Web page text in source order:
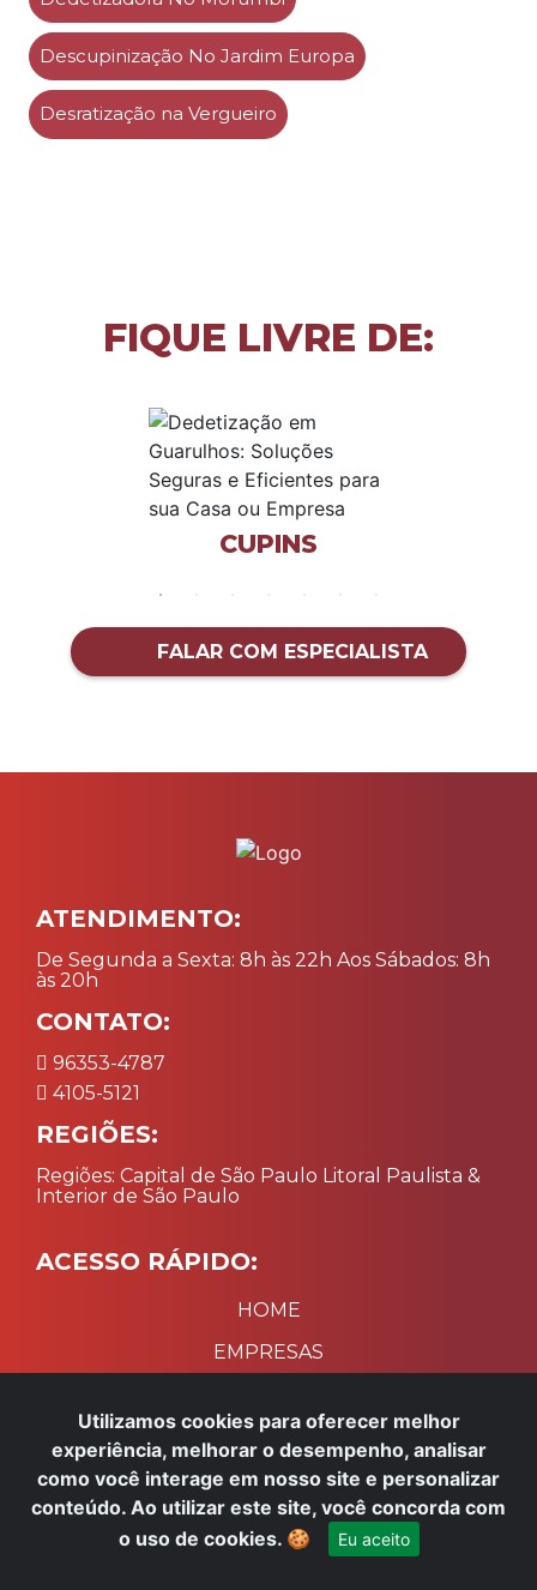
Descupinização No Jardim Europa
Desratização na Vergueiro
Utilizamos cookies para oferecer melhor
experiência, melhorar o desempenho, analisar
como você interage em nosso site e personalizar
conteúdo. Ao utilizar este site, você concorda com
o uso de cookies. 🍪 Eu aceito
FIQUE LIVRE DE:
CUPINS
FALAR COM ESPECIALISTA
ATENDIMENTO:
De Segunda a Sexta: 8h às 22h Aos Sábados: 8h
às 20h
CONTATO:
96353-4787
4105-5121
REGIÕES:
Regiões: Capital de São Paulo Litoral Paulista &
Interior de São Paulo
ACESSO RÁPIDO:
HOME
EMPRESAS
PRAGAS URBANAS
PAGAMENTO:
Precisa de ajuda? Fale conosco
pelo WhatsApp!
×